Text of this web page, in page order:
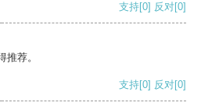
支持[0] 反对[0]
荐。
支持[0] 反对[0]